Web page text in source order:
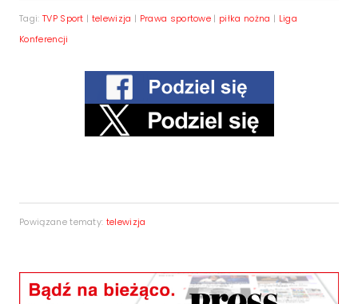
Tagi: TVP Sport | telewizja | Prawa sportowe | piłka nożna | Liga
Konferencji
Powiązane tematy: telewizja